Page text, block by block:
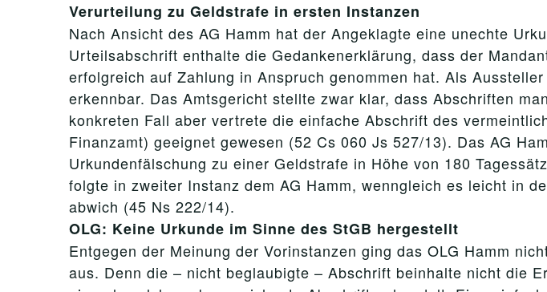
Verurteilung zu Geldstrafe in ersten Instanzen
Nach Ansicht des AG Hamm hat der Angeklagte eine unechte
Urteilsabschrift enthalte die Gedankenerklärung, dass der
erfolgreich auf Zahlung in Anspruch genommen hat. Als
erkennbar. Das Amtsgericht stellte zwar klar, dass Abschriften
konkreten Fall aber vertrete die einfache Abschrift des
Finanzamt) geeignet gewesen (52 Cs 060 Js 527/13). Das AG
Urkundenfälschung zu einer Geldstrafe in Höhe von 180
folgte in zweiter Instanz dem AG Hamm, wenngleich es leicht in
abwich (45 Ns 222/14).
OLG: Keine Urkunde im Sinne des StGB hergestellt
Entgegen der Meinung der Vorinstanzen ging das OLG Hamm
aus. Denn die – nicht beglaubigte – Abschrift beinhalte nicht die